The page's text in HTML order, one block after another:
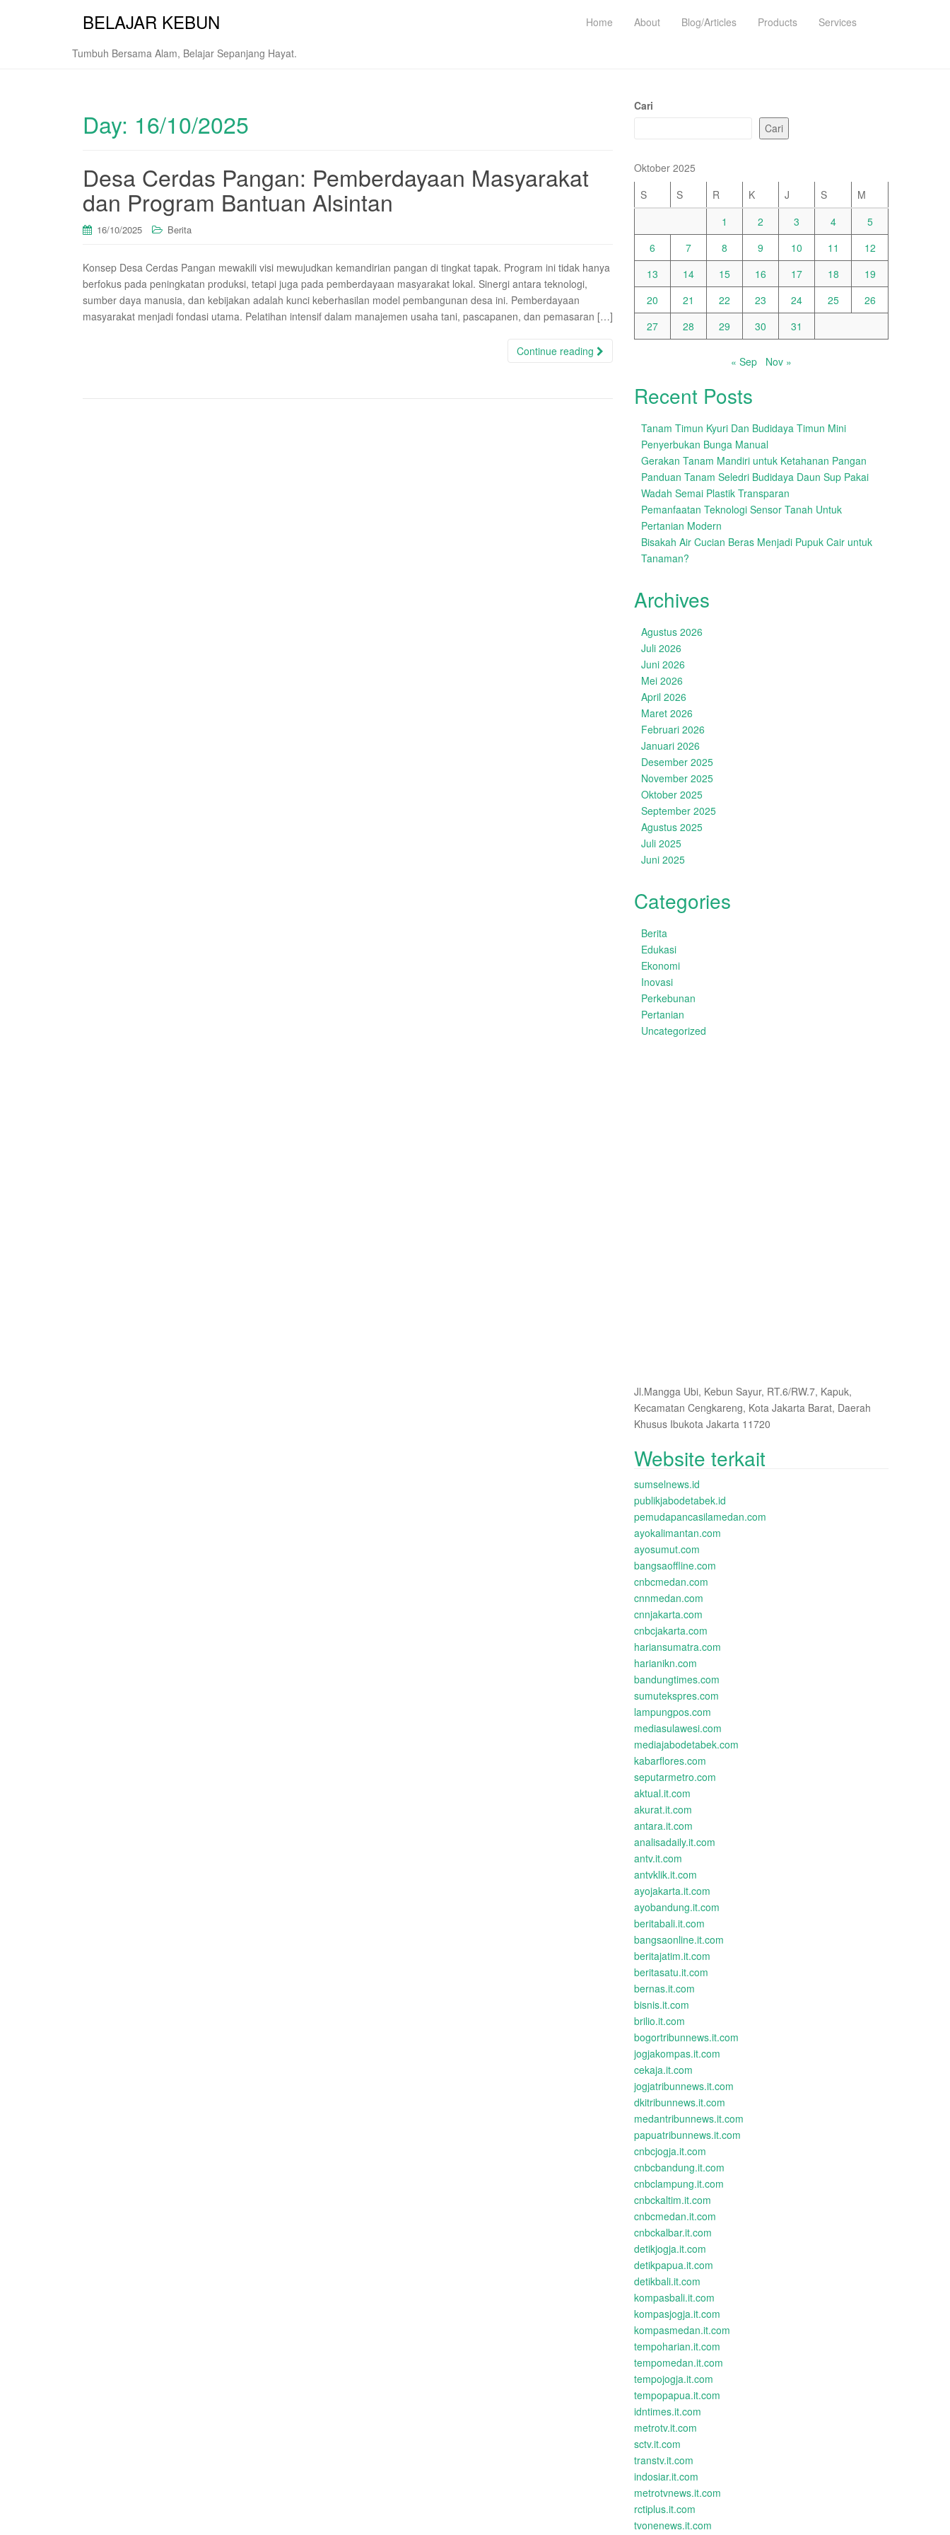
BELAJAR KEBUN
Tumbuh Bersama Alam, Belajar Sepanjang Hayat.
Home About Blog/Articles Products Services
Day: 16/10/2025
Desa Cerdas Pangan: Pemberdayaan Masyarakat
dan Program Bantuan Alsintan
16/10/2025 Berita
Konsep Desa Cerdas Pangan mewakili visi mewujudkan kemandirian pangan di tingkat tapak. Program ini tidak hanya
berfokus pada peningkatan produksi, tetapi juga pada pemberdayaan masyarakat lokal. Sinergi antara teknologi,
sumber daya manusia, dan kebijakan adalah kunci keberhasilan model pembangunan desa ini. Pemberdayaan
masyarakat menjadi fondasi utama. Pelatihan intensif dalam manajemen usaha tani, pascapanen, dan pemasaran […]
Continue reading
Cari
Cari
Oktober 2025
S
S R K J S
M
1
2 3 4
5
6
7 8 9 10 11
12
13
14 15 16 17 18
19
20
21 22 23 24 25
26
27
28 29 30 31
« Sep Nov »
Recent Posts
Tanam Timun Kyuri Dan Budidaya Timun Mini
Penyerbukan Bunga Manual
Gerakan Tanam Mandiri untuk Ketahanan Pangan
Panduan Tanam Seledri Budidaya Daun Sup Pakai
Wadah Semai Plastik Transparan
Pemanfaatan Teknologi Sensor Tanah Untuk
Pertanian Modern
Bisakah Air Cucian Beras Menjadi Pupuk Cair untuk
Tanaman?
Archives
Agustus 2026
Juli 2026
Juni 2026
Mei 2026
April 2026
Maret 2026
Februari 2026
Januari 2026
Desember 2025
November 2025
Oktober 2025
September 2025
Agustus 2025
Juli 2025
Juni 2025
Categories
Berita
Edukasi
Ekonomi
Inovasi
Perkebunan
Pertanian
Uncategorized
Jl.Mangga Ubi, Kebun Sayur, RT.6/RW.7, Kapuk,
Kecamatan Cengkareng, Kota Jakarta Barat, Daerah
Khusus Ibukota Jakarta 11720
Website terkait
sumselnews.id
publikjabodetabek.id
pemudapancasilamedan.com
ayokalimantan.com
ayosumut.com
bangsaoffline.com
cnbcmedan.com
cnnmedan.com
cnnjakarta.com
cnbcjakarta.com
hariansumatra.com
harianikn.com
bandungtimes.com
sumutekspres.com
lampungpos.com
mediasulawesi.com
mediajabodetabek.com
kabarflores.com
seputarmetro.com
aktual.it.com
akurat.it.com
antara.it.com
analisadaily.it.com
antv.it.com
antvklik.it.com
ayojakarta.it.com
ayobandung.it.com
beritabali.it.com
bangsaonline.it.com
beritajatim.it.com
beritasatu.it.com
bernas.it.com
bisnis.it.com
brilio.it.com
bogortribunnews.it.com
jogjakompas.it.com
cekaja.it.com
jogjatribunnews.it.com
dkitribunnews.it.com
medantribunnews.it.com
papuatribunnews.it.com
cnbcjogja.it.com
cnbcbandung.it.com
cnbclampung.it.com
cnbckaltim.it.com
cnbcmedan.it.com
cnbckalbar.it.com
detikjogja.it.com
detikpapua.it.com
detikbali.it.com
kompasbali.it.com
kompasjogja.it.com
kompasmedan.it.com
tempoharian.it.com
tempomedan.it.com
tempojogja.it.com
tempopapua.it.com
idntimes.it.com
metrotv.it.com
sctv.it.com
transtv.it.com
indosiar.it.com
metrotvnews.it.com
rctiplus.it.com
tvonenews.it.com